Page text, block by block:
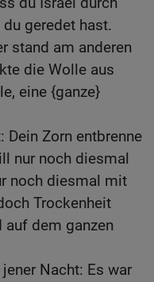
geredet hast.
stand am anderen
die Wolle aus
eine {ganze}
Dein Zorn entbrenne
nur noch diesmal
noch diesmal mit
Trockenheit
auf dem ganzen
Nacht: Es war